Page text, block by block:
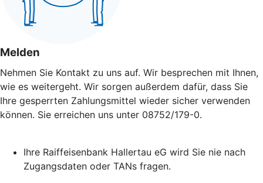
Melden
Nehmen Sie Kontakt zu uns auf. Wir besprechen mit Ihnen,
wie es weitergeht. Wir sorgen außerdem dafür, dass Sie
Ihre gesperrten Zahlungsmittel wieder sicher verwenden
können. Sie erreichen uns unter 08752/179-0.
Ihre Raiffeisenbank Hallertau eG wird Sie nie nach
Zugangsdaten oder TANs fragen.